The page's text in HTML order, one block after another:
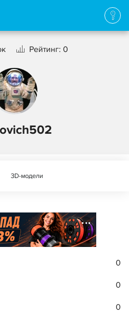
Рейтинг: 0
3D-модели
0
0
0